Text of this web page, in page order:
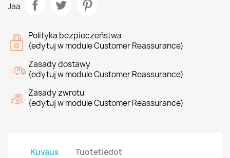
Jaa
Polityka bezpieczeństwa
(edytuj w module Customer Reassurance)
Zasady dostawy
(edytuj w module Customer Reassurance)
Zasady zwrotu
(edytuj w module Customer Reassurance)
Kuvaus Tuotetiedot